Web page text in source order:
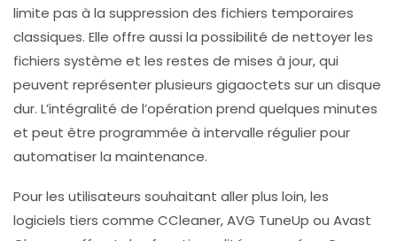
limite pas à la suppression des fichiers temporaires
classiques. Elle offre aussi la possibilité de nettoyer les
fichiers système et les restes de mises à jour, qui
peuvent représenter plusieurs gigaoctets sur un disque
dur. L’intégralité de l’opération prend quelques minutes
et peut être programmée à intervalle régulier pour
automatiser la maintenance.
Pour les utilisateurs souhaitant aller plus loin, les
logiciels tiers comme CCleaner, AVG TuneUp ou Avast